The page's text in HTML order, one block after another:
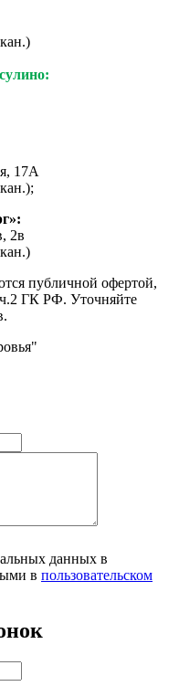
17А
2в
публичной офертой,
ГК РФ. Уточняйте
данных в
в пользовательском